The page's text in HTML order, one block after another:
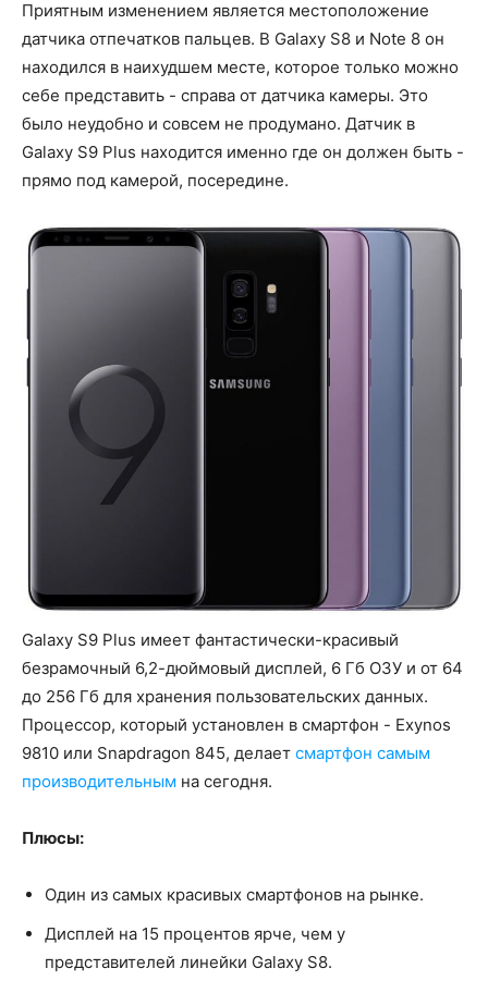
Приятным изменением является местоположение
датчика отпечатков пальцев. В Galaxy S8 и Note 8 он
находился в наихудшем месте, которое только можно
себе представить - справа от датчика камеры. Это
было неудобно и совсем не продумано. Датчик в
Galaxy S9 Plus находится именно где он должен быть -
прямо под камерой, посередине.
Galaxy S9 Plus имеет фантастически-красивый
безрамочный 6,2-дюймовый дисплей, 6 Гб ОЗУ и от 64
до 256 Гб для хранения пользовательских данных.
Процессор, который установлен в смартфон - Exynos
9810 или Snapdragon 845, делает смартфон самым
производительным на сегодня.
Плюсы:
Один из самых красивых смартфонов на рынке.
Дисплей на 15 процентов ярче, чем у
представителей линейки Galaxy S8.